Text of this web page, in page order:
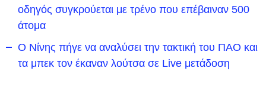
οδηγός συγκρούεται με τρένο που επέβαιναν 500
άτομα
Ο Νίνης πήγε να αναλύσει την τακτική του ΠΑΟ και
τα μπεκ τον έκαναν λούτσα σε Live μετάδοση